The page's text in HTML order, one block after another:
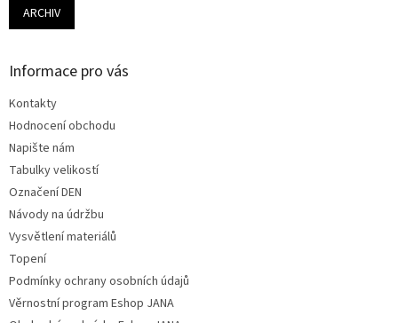
ARCHIV
Informace pro vás
Kontakty
Hodnocení obchodu
Napište nám
Tabulky velikostí
Označení DEN
Návody na údržbu
Vysvětlení materiálů
Topení
Podmínky ochrany osobních údajů
Věrnostní program Eshop JANA